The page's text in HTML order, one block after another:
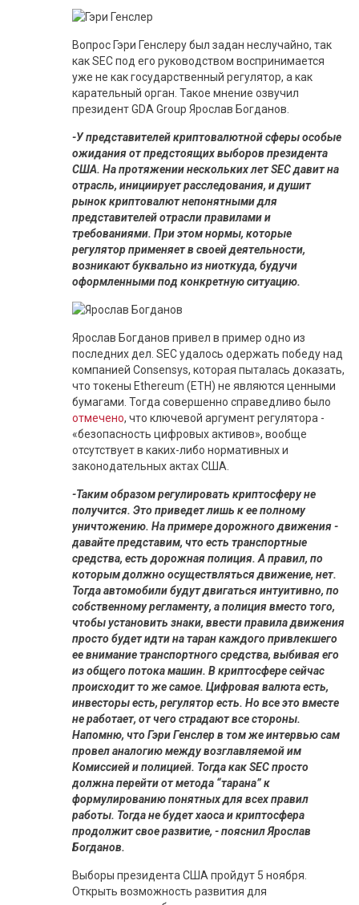
Вопрос Гэри Генслеру был задан неслучайно, так
как SEC под его руководством воспринимается
уже не как государственный регулятор, а как
карательный орган. Такое мнение озвучил
президент GDA Group Ярослав Богданов.
-У представителей криптовалютной сферы особые
ожидания от предстоящих выборов президента
США. На протяжении нескольких лет SEC давит на
отрасль, инициирует расследования, и душит
рынок криптовалют непонятными для
представителей отрасли правилами и
требованиями. При этом нормы, которые
регулятор применяет в своей деятельности,
возникают буквально из ниоткуда, будучи
оформленными под конкретную ситуацию.
Ярослав Богданов привел в пример одно из
последних дел. SEC удалось одержать победу над
компанией Consensys, которая пыталась доказать,
что токены Ethereum (ETH) не являются ценными
бумагами. Тогда совершенно справедливо было
отмечено, что ключевой аргумент регулятора -
«безопасность цифровых активов», вообще
отсутствует в каких-либо нормативных и
законодательных актах США.
-Таким образом регулировать криптосферу не
получится. Это приведет лишь к ее полному
уничтожению. На примере дорожного движения -
давайте представим, что есть транспортные
средства, есть дорожная полиция. А правил, по
которым должно осуществляться движение, нет.
Тогда автомобили будут двигаться интуитивно, по
собственному регламенту, а полиция вместо того,
чтобы установить знаки, ввести правила движения
просто будет идти на таран каждого привлекшего
ее внимание транспортного средства, выбивая его
из общего потока машин. В криптосфере сейчас
происходит то же самое. Цифровая валюта есть,
инвесторы есть, регулятор есть. Но все это вместе
не работает, от чего страдают все стороны.
Напомню, что Гэри Генслер в том же интервью сам
провел аналогию между возглавляемой им
Комиссией и полицией. Тогда как SEC просто
должна перейти от метода “тарана” к
формулированию понятных для всех правил
работы. Тогда не будет хаоса и криптосфера
продолжит свое развитие, - пояснил Ярослав
Богданов.
Выборы президента США пройдут 5 ноября.
Открыть возможность развития для